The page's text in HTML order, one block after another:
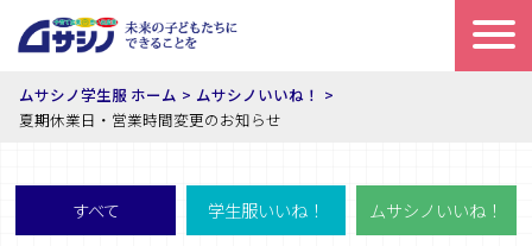
ムサシノ学生服 ホーム
ムサシノいいね！
夏期休業日・営業時間変更のお知らせ
すべて 学生服いいね！ ムサシノいいね！